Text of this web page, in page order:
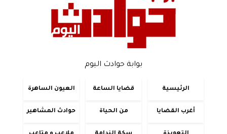
بوابة حوادث اليوم
الرئيسية قضايا الساعة العيون الساهرة
أغرب القضايا من الحياة حوادث المشاهير